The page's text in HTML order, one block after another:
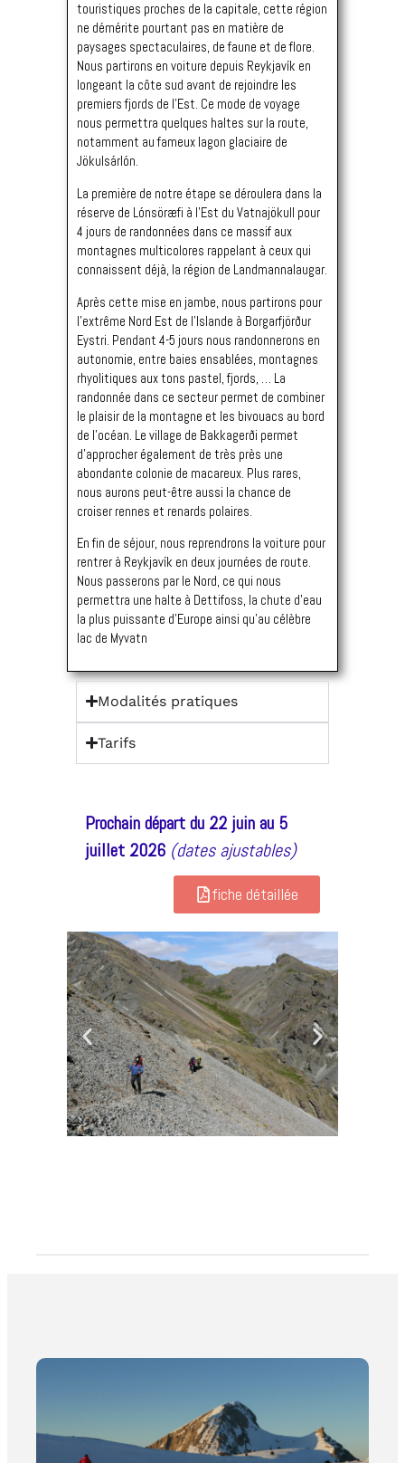
touristiques proches de la capitale, cette région
ne démérite pourtant pas en matière de
paysages spectaculaires, de faune et de flore.
Nous partirons en voiture depuis Reykjavík en
longeant la côte sud avant de rejoindre les
premiers fjords de l’Est. Ce mode de voyage
nous permettra quelques haltes sur la route,
notamment au fameux lagon glaciaire de
Jökulsárlón.
La première de notre étape se déroulera dans la
réserve de Lónsöræfi à l’Est du Vatnajökull pour
4 jours de randonnées dans ce massif aux
montagnes multicolores rappelant à ceux qui
connaissent déjà, la région de Landmannalaugar.
Après cette mise en jambe, nous partirons pour
l’extrême Nord Est de l’Islande à Borgarfjörður
Eystri. Pendant 4-5 jours nous randonnerons en
autonomie, entre baies ensablées, montagnes
rhyolitiques aux tons pastel, fjords, … La
randonnée dans ce secteur permet de combiner
le plaisir de la montagne et les bivouacs au bord
de l’océan. Le village de Bakkagerði permet
d’approcher également de très près une
abondante colonie de macareux. Plus rares,
nous aurons peut-être aussi la chance de
croiser rennes et renards polaires.
En fin de séjour, nous reprendrons la voiture pour
rentrer à Reykjavík en deux journées de route.
Nous passerons par le Nord, ce qui nous
permettra une halte à Dettifoss, la chute d’eau
la plus puissante d’Europe ainsi qu’au célèbre
lac de Myvatn
Modalités pratiques
Tarifs
Prochain départ du 22 juin au 5
juillet 2026 (dates ajustables)
fiche détaillée